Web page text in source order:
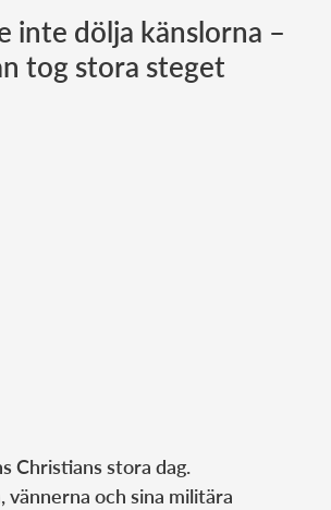
Norska kungahuset
Danska kungahuset
inte dölja känslorna –
tog stora steget
Christians stora dag.
vännerna och sina militära